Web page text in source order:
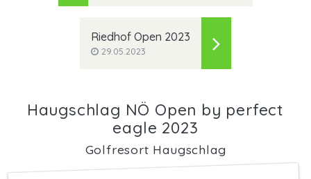
Riedhof Open 2023
29.05.2023
Haugschlag NÖ Open by perfect
eagle 2023
Golfresort Haugschlag